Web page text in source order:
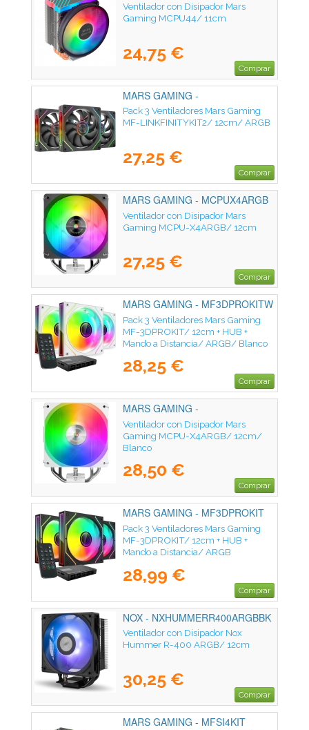
Ventilador con Disipador Mars
Gaming MCPU44/ 11cm
24,75 €
Comprar
MARS GAMING -
MFLINKFINITYKIT2
Pack 3 Ventiladores Mars Gaming
MF-LINKFINITYKIT2/ 12cm/ ARGB
27,25 €
Comprar
MARS GAMING - MCPUX4ARGB
Ventilador con Disipador Mars
Gaming MCPU-X4ARGB/ 12cm
27,25 €
Comprar
MARS GAMING - MF3DPROKITW
Pack 3 Ventiladores Mars Gaming
MF-3DPROKIT/ 12cm + HUB +
Mando a Distancia/ ARGB/ Blanco
28,25 €
Comprar
MARS GAMING -
MCPUX4ARGBW
Ventilador con Disipador Mars
Gaming MCPU-X4ARGB/ 12cm/
Blanco
28,50 €
Comprar
MARS GAMING - MF3DPROKIT
Pack 3 Ventiladores Mars Gaming
MF-3DPROKIT/ 12cm + HUB +
Mando a Distancia/ ARGB
28,99 €
Comprar
NOX - NXHUMMERR400ARGBBK
Ventilador con Disipador Nox
Hummer R-400 ARGB/ 12cm
30,25 €
Comprar
MARS GAMING - MFSI4KIT